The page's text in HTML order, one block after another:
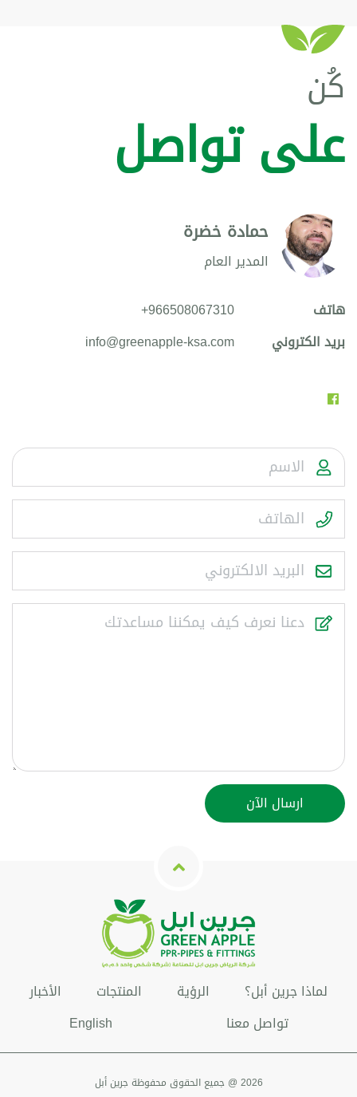
كُن
على تواصل
حمادة خضرة
المدير العام
هاتف
+966508067310
بريد الكتروني
info@greenapple-ksa.com
لماذا جرين أبل؟ الرؤية المنتجات
الأخبار
تواصل معنا
English
2026 @ جميع الحقوق محفوظة جرين أبل